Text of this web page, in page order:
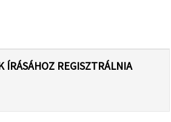
ÍRÁSÁHOZ REGISZTRÁLNIA